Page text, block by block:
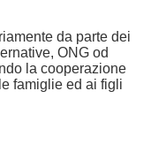
da parte dei
ONG od
la cooperazione
famiglie ed ai figli